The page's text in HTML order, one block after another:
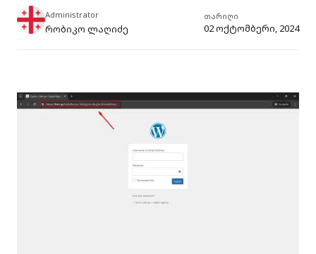
Administrator
რობიკო ლაღიძე
თარიღი
02 ოქტომბერი, 2024